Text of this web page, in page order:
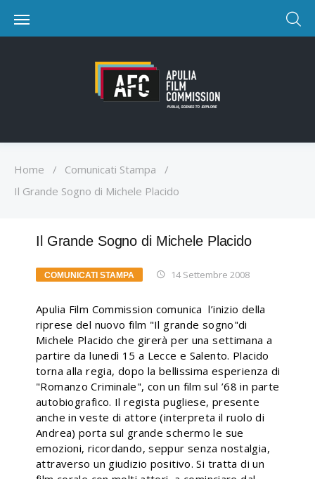
Home / Comunicati Stampa
/
Il Grande Sogno di Michele Placido
Il Grande Sogno di Michele Placido
COMUNICATI STAMPA 14 Settembre 2008
Apulia Film Commission comunica l’inizio della
riprese del nuovo film "Il grande sogno"di
Michele Placido che girerà per una settimana a
partire da lunedì 15 a Lecce e Salento. Placido
torna alla regia, dopo la bellissima esperienza di
"Romanzo Criminale", con un film sul ’68 in parte
autobiografico. Il regista pugliese, presente
anche in veste di attore (interpreta il ruolo di
Andrea) porta sul grande schermo le sue
emozioni, ricordando, seppur senza nostalgia,
attraverso un giudizio positivo. Si tratta di un